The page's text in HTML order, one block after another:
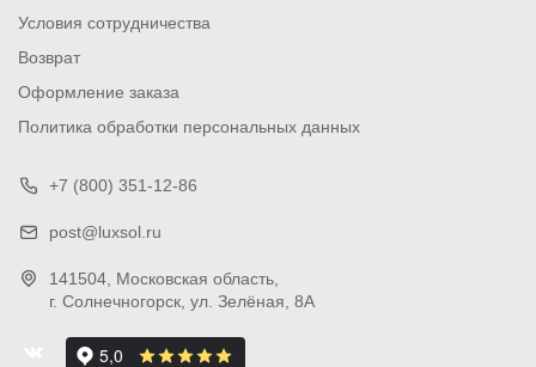
Условия сотрудничества
Возврат
Оформление заказа
Политика обработки персональных данных
+7 (800) 351-12-86
post@luxsol.ru
141504 , Московская область,
г. Солнечногорск ул. Зелёная, 8А